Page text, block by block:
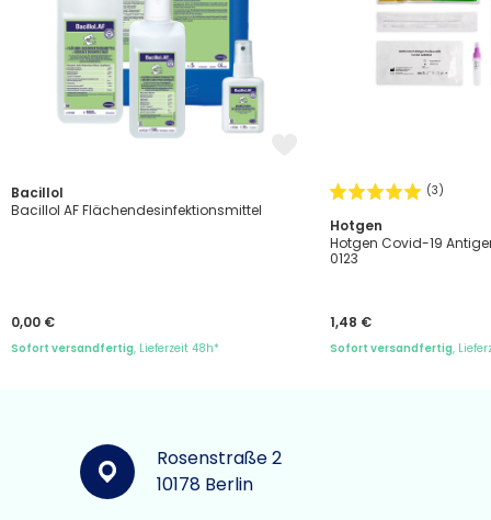
Bacillol
Bacillol AF Flächendesinfektionsmittel
0,00 €
Sofort versandfertig, Lieferzeit 48h*
(3)
Hotgen
Hotgen Covid-19
0123
1,48 €
Sofort versandfertig,
Rosenstraße 2
10178 Berlin